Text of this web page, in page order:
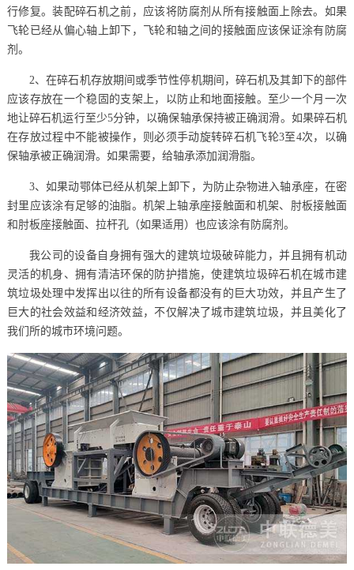
行修复。装配碎石机之前，应该将防腐剂从所有接触面上除去。如果
飞轮已经从偏心轴上卸下，飞轮和轴之间的接触面应该保证涂有防腐
剂。
2、在碎石机存放期间或季节性停机期间，碎石机及其卸下的部件
应该存放在一个稳固的支架上，以防止和地面接触。至少一个月一次
地让碎石机运行至少5分钟，以确保轴承保持被正确润滑。如果碎石机
在存放过程中不能被操作，则必须手动旋转碎石机飞轮3至4次，以确
保轴承被正确润滑。如果需要，给轴承添加润滑脂。
3、如果动鄂体已经从机架上卸下，为防止杂物进入轴承座，在密
封里应该涂有足够的油脂。机架上轴承座接触面和机架、肘板接触面
和肘板座接触面、拉杆孔（如果适用）也应该涂有防腐剂。
我公司的设备自身拥有强大的建筑垃圾破碎能力，并且拥有机动
灵活的机身、拥有清洁环保的防护措施，使建筑垃圾碎石机在城市建
筑垃圾处理中发挥出以往的所有设备都没有的巨大功效，并且产生了
巨大的社会效益和经济效益，不仅解决了城市建筑垃圾，并且美化了
我们所的城市环境问题。